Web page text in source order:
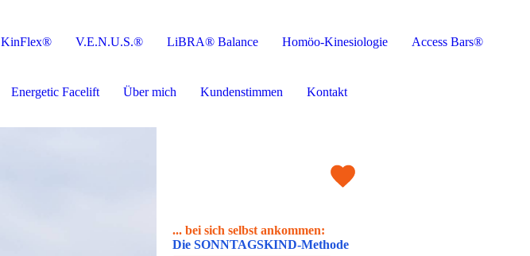
KinFlex® V.E.N.U.S.® LiBRA® Balance Homöo-Kinesiologie Access Bars®
Energetic Facelift Über mich Kundenstimmen Kontakt
... bei sich selbst ankommen:
Die SONNTAGSKIND-Methode